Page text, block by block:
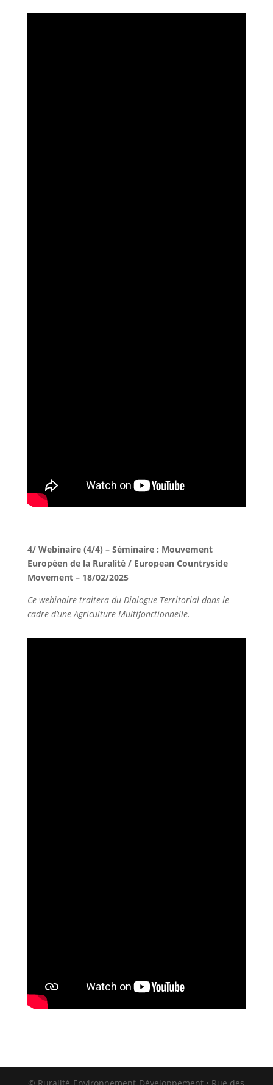
4/ Webinaire (4/4) – Séminaire : Mouvement
Européen de la Ruralité / European Countryside
Movement – 18/02/2025
Ce webinaire traitera du Dialogue Territorial dans le
cadre d’une Agriculture Multifonctionnelle.